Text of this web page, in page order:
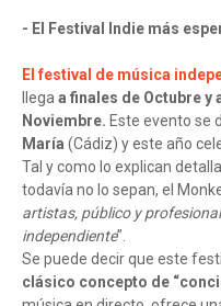
- El Festival Indie más
El festival de música
llegaa finales de Octubre y
Noviembre. Este evento se
María (Cádiz) y este año
Tal y como lo explican
todavía no lo sepan, el
artistas, público y
independiente”.
Se puede decir que este
clásico concepto de